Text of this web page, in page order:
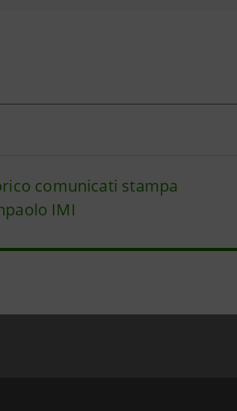
comunicati stampa
IMI